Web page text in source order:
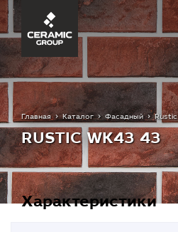
Главная Каталог Фасадный Rustic
RUSTIC WK43 43
Характеристики